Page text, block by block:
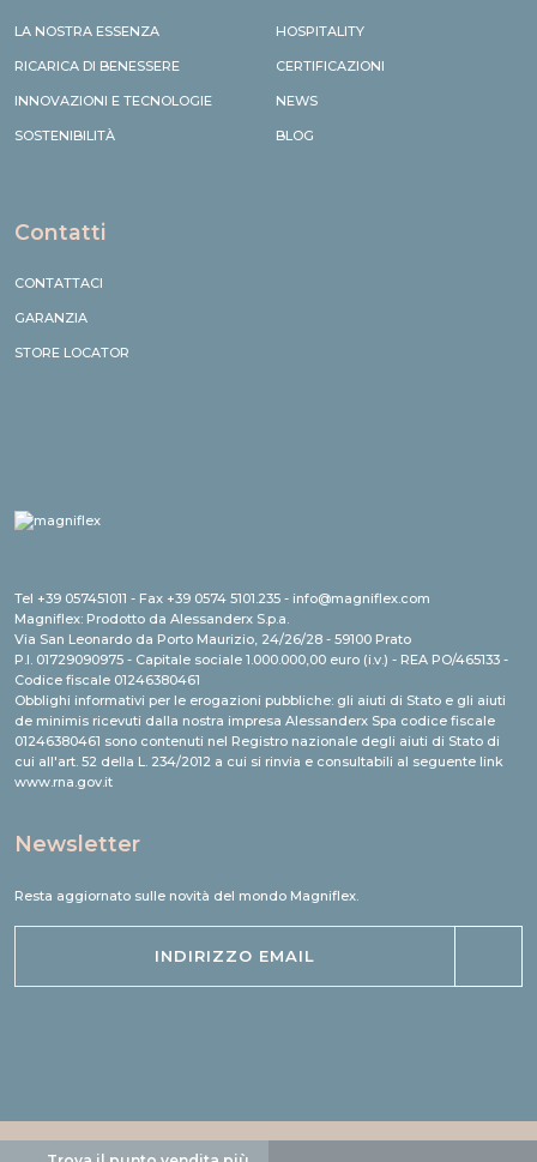
LA NOSTRA ESSENZA
RICARICA DI BENESSERE
INNOVAZIONI E TECNOLOGIE
SOSTENIBILITÀ
HOSPITALITY
CERTIFICAZIONI
NEWS
BLOG
Contatti
CONTATTACI
GARANZIA
STORE LOCATOR
Tel +39 057451011 - Fax +39 0574 5101.235 - info@magniflex.com
Magniflex: Prodotto da Alessanderx S.p.a.
Via San Leonardo da Porto Maurizio, 24/26/28 - 59100 Prato
P.I. 01729090975 - Capitale sociale 1.000.000,00 euro (i.v.) - REA PO/465133 -
Codice fiscale 01246380461
Obblighi informativi per le erogazioni pubbliche: gli aiuti di Stato e gli aiuti
de minimis ricevuti dalla nostra impresa Alessanderx Spa codice fiscale
01246380461 sono contenuti nel Registro nazionale degli aiuti di Stato di
cui all'art. 52 della L. 234/2012 a cui si rinvia e consultabili al seguente link
www.rna.gov.it
Newsletter
Resta aggiornato sulle novità del mondo Magniflex.